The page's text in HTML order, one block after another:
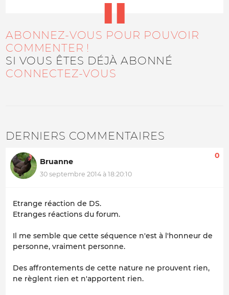
ABONNEZ-VOUS POUR POUVOIR
COMMENTER !
SI VOUS ÊTES DÉJÀ ABONNÉ
CONNECTEZ-VOUS
DERNIERS COMMENTAIRES
Bruanne
30 septembre 2014 à 18:20:10
0
Etrange réaction de DS.
Etranges réactions du forum.
Il me semble que cette séquence n'est à l'honneur de
personne, vraiment personne.
Des affrontements de cette nature ne prouvent rien,
ne règlent rien et n'apportent rien.